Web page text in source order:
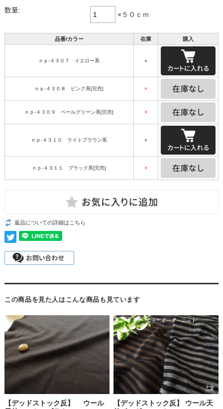
数量:
×５０ｃｍ
品番/カラー 在庫 購入
ｎｐ-４３０７ イエロー系 ○
ｎｐ-４３０８ ピンク系[完売] ×
ｎｐ-４３０９ ペールグリーン系[完売] ×
ｎｐ-４３１０ ライトブラウン系 ○
ｎｐ-４３１１ ブラック系[完売] ×
返品についての詳細はこちら
この商品を見た人はこんな商品も見ています
【デッドストック反】 ウール
【デッドストック反】 ウール天